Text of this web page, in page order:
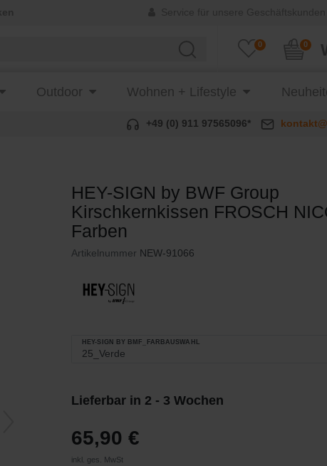
0 0
Outdoor Wohnen + Lifestyle
+49 (0) 911 97565096*
HEY-SIGN by BWF Group
Kirschkernkissen FROSCH
Farben
Artikelnummer NEW-91066
HEY-SIGN BY BMF_FARBAUSWAHL
Lieferbar in 2 - 3 Wochen
65,90 €
inkl. ges. MwSt